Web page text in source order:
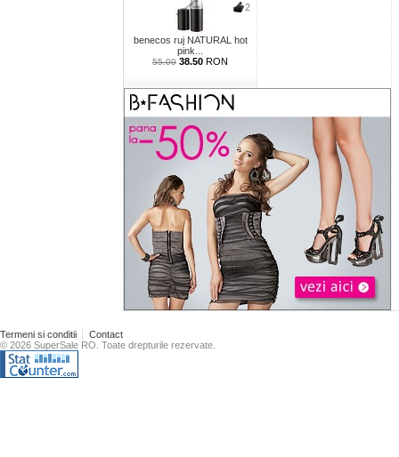
2
benecos ruj NATURAL hot
pink...
55.00 38.50 RON
Termeni si conditii
Contact
© 2026 SuperSale RO. Toate drepturile rezervate.